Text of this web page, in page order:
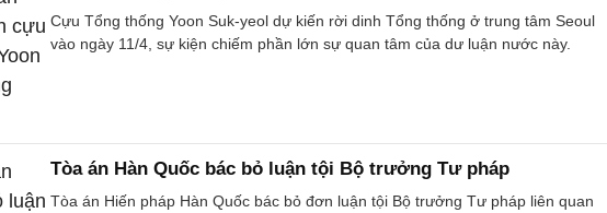
Cựu Tổng thống Yoon Suk-yeol dự kiến rời dinh Tổng thống ở trung tâm Seoul
vào ngày 11/4, sự kiện chiếm phần lớn sự quan tâm của dư luận nước này.
Tòa án Hàn Quốc bác bỏ luận tội Bộ trưởng Tư pháp
Tòa án Hiến pháp Hàn Quốc bác bỏ đơn luận tội Bộ trưởng Tư pháp liên quan